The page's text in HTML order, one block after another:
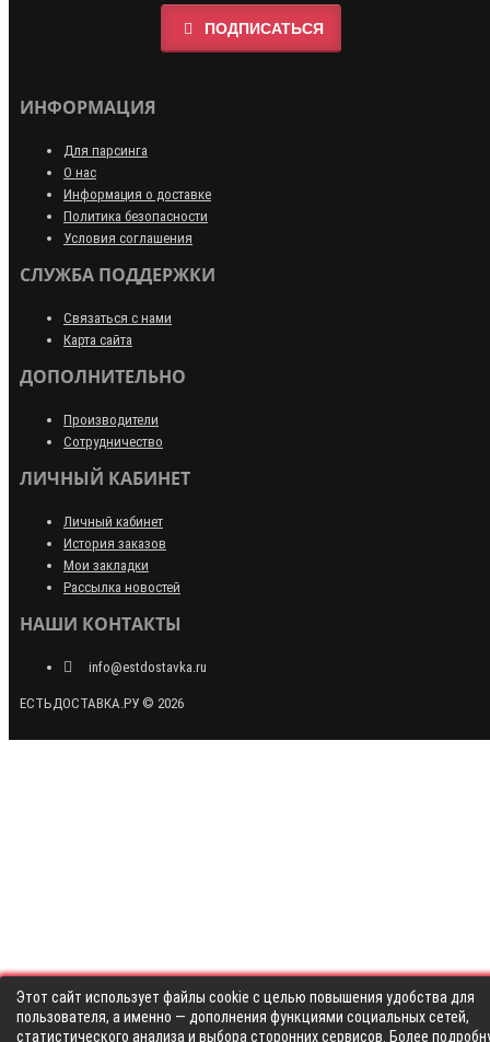
ПОДПИСАТЬСЯ
ИНФОРМАЦИЯ
Для парсинга
О нас
Информация о доставке
Политика безопасности
Условия соглашения
СЛУЖБА ПОДДЕРЖКИ
Связаться с нами
Карта сайта
ДОПОЛНИТЕЛЬНО
Производители
Сотрудничество
ЛИЧНЫЙ КАБИНЕТ
Личный кабинет
История заказов
Мои закладки
Рассылка новостей
НАШИ КОНТАКТЫ
info@estdostavka.ru
ЕСТЬДОСТАВКА.РУ © 2026
Этот сайт использует файлы cookie с целью повышения удобства для
пользователя, а именно — дополнения функциями социальных сетей,
статистического анализа и выбора сторонних сервисов. Более